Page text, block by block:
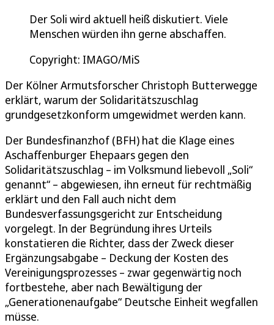
Der Soli wird aktuell heiß diskutiert. Viele
Menschen würden ihn gerne abschaffen.
Copyright: IMAGO/MiS
Der Kölner Armutsforscher Christoph Butterwegge
erklärt, warum der Solidaritätszuschlag
grundgesetzkonform umgewidmet werden kann.
Der Bundesfinanzhof (BFH) hat die Klage eines
Aschaffenburger Ehepaars gegen den
Solidaritätszuschlag – im Volksmund liebevoll „Soli“
genannt“ – abgewiesen, ihn erneut für rechtmäßig
erklärt und den Fall auch nicht dem
Bundesverfassungsgericht zur Entscheidung
vorgelegt. In der Begründung ihres Urteils
konstatieren die Richter, dass der Zweck dieser
Ergänzungsabgabe – Deckung der Kosten des
Vereinigungsprozesses – zwar gegenwärtig noch
fortbestehe, aber nach Bewältigung der
„Generationenaufgabe“ Deutsche Einheit wegfallen
müsse.